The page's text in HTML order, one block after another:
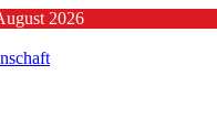
2026